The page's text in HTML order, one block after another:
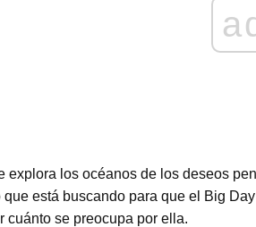
explora los océanos de los deseos
que está buscando para que el Big
cuánto se preocupa por ella.